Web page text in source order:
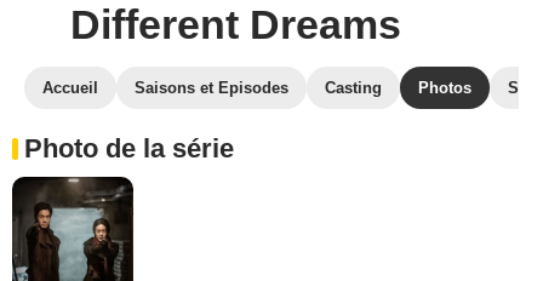
Different Dreams
Accueil Saisons et Episodes Casting Photos
Photo de la série